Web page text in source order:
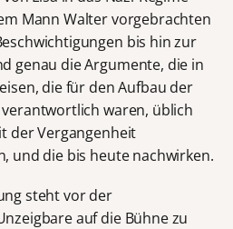
Mann Walter vorgebrachten
bis hin zur
genau die Argumente, die in
die für den Aufbau der
waren, üblich
der Vergangenheit
und die bis heute nachwirken.
steht vor der
auf die Bühne zu